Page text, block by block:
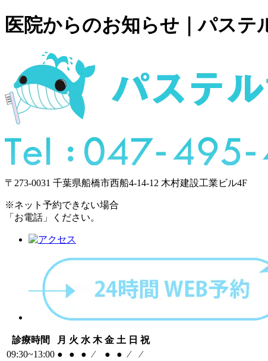
医院からのお知らせ｜パステ
〒273-0031 千葉県船橋市西船4-14-12 木村建設工業ビル4F
※ネット予約できない場合
「お電話」ください。
診療時間 月 火 水 木 金 土 日 祝
09:30~13:00 ● ● ● ⁄ ● ● ⁄
⁄